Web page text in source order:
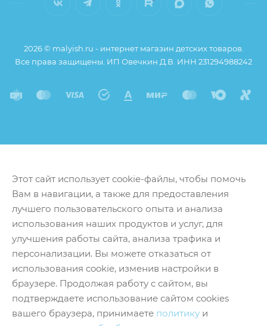
2026 © malyish.ru - интернет магазин детских товаров.
Все права защищены. ИП Овечкин Д.В. ИНН 231294988242
Этот сайт использует cookie-файлы, чтобы помочь
Вам в навигации, а также для предоставления
лучшего пользовательского опыта и анализа
использования наших продуктов и услуг, для
улучшения работы сайта, анализа трафика и
персонализации. Вы можете отказаться от
использования cookie, изменив настройки в
браузере. Продолжая работу с сайтом, вы
подтверждаете использование сайтом cookies
вашего браузера, принимаете политику и